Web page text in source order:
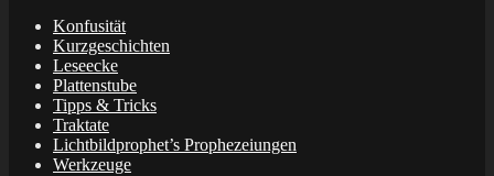
Konfusität
Kurzgeschichten
Leseecke
Plattenstube
Tipps & Tricks
Traktate
Lichtbildprophet’s Prophezeiungen
Werkzeuge